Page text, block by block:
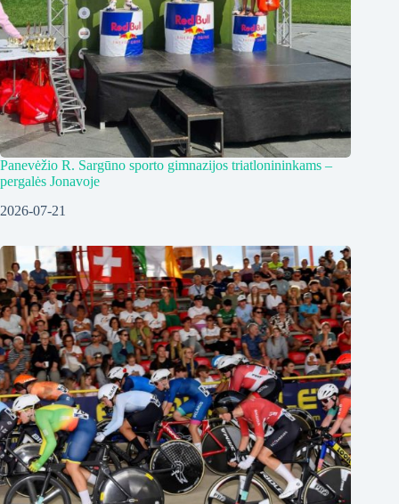
Panevėžio R. Sargūno sporto gimnazijos triatlonininkams –
pergalės Jonavoje
2026-07-21